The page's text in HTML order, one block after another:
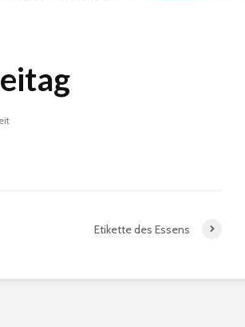
Etikette des Essens
und die Krise der
So. _12 _März
1438-39